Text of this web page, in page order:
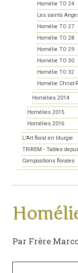
Homélie TO 24
Les saints
Homélie TO 27
Homélie TO 28
Homélie TO 29
Homélie TO 30
Homélie TO 32
Homélie Christ-
Homélies 2014
Homélies 2015
Homélies 2016
L'Art floral en liturgie
TRIREM - Tables
Compositions florales
Par Frère